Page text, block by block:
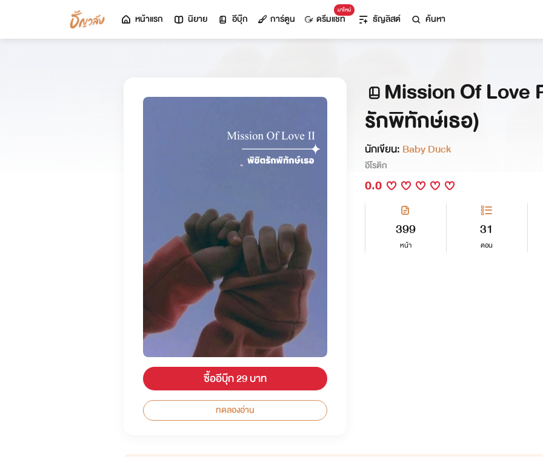
หน้าแรก นิยาย อีบุ๊ก การ์ตูน
มาใหม่
ดรีมแชท ธัญลิสต์ ค้นหา
ซื้ออีบุ๊ก 29 บาท
ทดลองอ่าน
Mission Of Love
รักพิทักษ์เธอ)
นักเขียน: Baby Duck
อีโรติก
0.0
399
หน้า
31
ตอน